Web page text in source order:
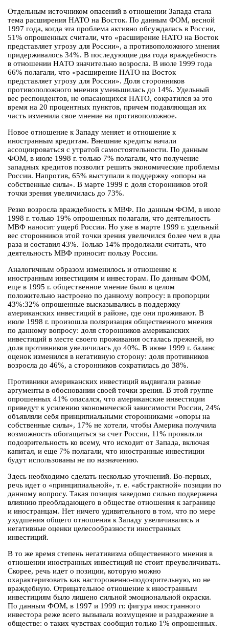
Отдельным источником опасений в отношении Запада стала
тема расширения НАТО на Восток. По данным ФОМ, весной
1997 года, когда эта проблема активно обсуждалась в России,
51% опрошенных считали, что «расширение НАТО на Восток
представляет угрозу для России», а противоположного мнения
придерживалось 34%. В последующие два года враждебность
в отношении НАТО значительно возросла. В июле 1999 года
66% полагали, что «расширение НАТО на Восток
представляет угрозу для России». Доля сторонников
противоположного мнения уменьшилась до 14%. Удельный
вес респондентов, не опасающихся НАТО, сократился за это
время на 20 процентных пунктов, причем подавляющая их
часть изменила свое мнение на противоположное.
Новое отношение к Западу меняет и отношение к
иностранным кредитам. Внешние кредиты начали
ассоциироваться с утратой самостоятельности. По данным
ФОМ, в июле 1998 г. только 7% полагали, что получение
западных кредитов позволит решить экономические проблемы
России. Напротив, 65% выступали в поддержку «опоры на
собственные силы». В марте 1999 г. доля сторонников этой
точки зрения увеличилась до 73%.
Резко возросла враждебность к МВФ. По данным ФОМ, в июле
1998 г. только 19% опрошенных полагали, что деятельность
МВФ наносит ущерб России. Но уже в марте 1999 г. удельный
вес сторонников этой точки зрения увеличился более чем в два
раза и составил 43%. Только 14% продолжали считать, что
деятельность МВФ приносит пользу России.
Аналогичным образом изменилось и отношение к
иностранным инвестициям и инвесторам. По данным ФОМ,
еще в 1995 г. общественное мнение было в целом
положительно настроено по данному вопросу: в пропорции
43%:32% опрошенные высказывались в поддержку
американских инвестиций в районе, где они проживают. В
июле 1998 г. произошла поляризация общественного мнения
по данному вопросу: доля сторонников американских
инвестиций в месте своего проживания осталась прежней, но
доля противников увеличилась до 40%. В июне 1999 г. баланс
оценок изменился в негативную сторону: доля противников
возросла до 46%, а сторонников сократилась до 38%.
Противники американских инвестиций выдвигали разные
аргументы в обосновании своей точки зрения. В этой группе
опрошенных 41% опасался, что американские инвестиции
приведут к усилению экономической зависимости России, 24%
объявляли себя принципиальными сторонниками «опоры на
собственные силы», 17% не хотели, чтобы Америка получила
возможность обогащаться за счет России, 11% проявляли
подозрительность ко всему, что исходит от Запада, включая
капитал, и еще 7% полагали, что иностранные инвестиции
будут использованы не по назначению.
Здесь необходимо сделать несколько уточнений. Во-первых,
речь идет о «принципиальной», т. е. «абстрактной» позиции по
данному вопросу. Такая позиция заведомо сильно подвержена
влиянию преобладающего в обществе отношения к загранице
и иностранцам. Нет ничего удивительного в том, что по мере
ухудшения общего отношения к Западу увеличивались и
негативные оценки целесообразности иностранных
инвестиций.
В то же время степень негативизма общественного мнения в
отношении иностранных инвестиций не стоит преувеличивать.
Скорее, речь идет о позиции, которую можно
охарактеризовать как настороженно-подозрительную, но не
враждебную. Отрицательное отношение к иностранным
инвестициям было лишено сильной эмоциональной окраски.
По данным ФОМ, в 1997 и 1999 гг. фигура иностранного
инвестора реже всего вызывала возмущение и раздражение в
обществе: о таких чувствах сообщил только 1% опрошенных.